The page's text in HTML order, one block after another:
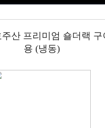
산 프리미엄 숄더랙 구
용 (냉동)